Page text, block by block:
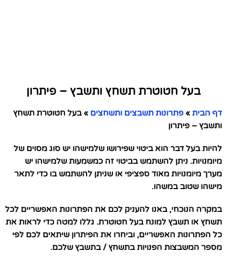
בעל חטוטרת תשחץ ותשבץ – פיתרון
דף הבית » פתרונות תשבצים ותשחצים » בעל חטוטרת תשחץ
ותשבץ – פיתרון
להיות בעל דבר הוא ביטוי שפירושו שלמישהו יש סוג מסוים של
מיומנויות. ניתן להשתמש בביטוי זה כמשמעות שלמישהו יש
מערך מיומנויות מאוד ספציפי או שניתן להשתמש בו כדי לתאר
מישהו שטוב במשהו.
במקרה הנוכחי, באנו להעניק לכם את הפתרונות האפשריים לכל
תשחץ או תשבץ למונח בעל חטוטרת. גללו למטה כדי לראות את
כל הפתרונות האפשריים, וביחרו את הפיתרון שיתאים לכם לפי
מספר המשבצות הפנויות בתשחץ / בתשבץ שלכם.